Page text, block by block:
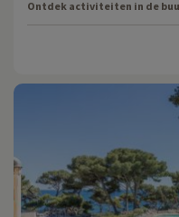
Ontdek activiteiten in de